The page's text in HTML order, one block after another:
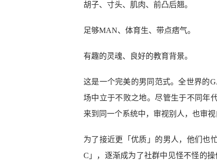
胡子、寸头、肌肉、前凸后翘。
足够MAN、体育生、带点痞气。
有趣的灵魂、良好的教育背景。
这是一个完美的男同范式。全世界
场中立于不败之地。尽管生于不同年
来到同一个系统中，审视别人，也审视
为了接近更「优质」的男人，他们也
C」，逐渐成为了社群中见怪不怪的